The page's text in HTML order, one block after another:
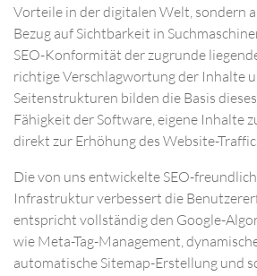
Vorteile in der digitalen Welt, sondern
Bezug auf Sichtbarkeit in
SEO-Konformität der zugrunde
richtige Verschlagwortung der Inhalte
Seitenstrukturen bilden die Basis
Fähigkeit der Software, eigene Inhalte
direkt zur Erhöhung des Website-
Die von uns entwickelte SEO-
Infrastruktur verbessert die
entspricht vollständig den Google-
wie Meta-Tag-Management,
automatische Sitemap-Erstellung und